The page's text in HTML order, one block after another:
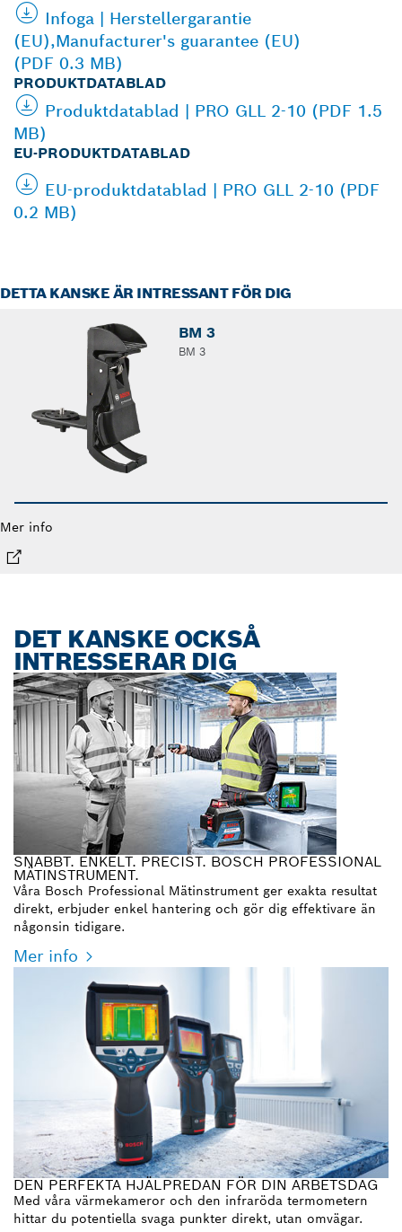
Infoga | Herstellergarantie
(EU),Manufacturer's guarantee (EU)
(PDF 0.3 MB)
PRODUKTDATABLAD
Produktdatablad | PRO GLL 2-10 (PDF 1.5
MB)
EU-PRODUKTDATABLAD
EU-produktdatablad | PRO GLL 2-10 (PDF
0.2 MB)
DETTA KANSKE ÄR INTRESSANT FÖR DIG
BM 3
BM 3
Mer info
DET KANSKE OCKSÅ
INTRESSERAR DIG
SNABBT. ENKELT. PRECIST. BOSCH PROFESSIONAL
MÄTINSTRUMENT.
Våra Bosch Professional Mätinstrument ger exakta resultat
direkt, erbjuder enkel hantering och gör dig effektivare än
någonsin tidigare.
Mer info
DEN PERFEKTA HJÄLPREDAN FÖR DIN ARBETSDAG
Med våra värmekameror och den infraröda termometern
hittar du potentiella svaga punkter direkt, utan omvägar.